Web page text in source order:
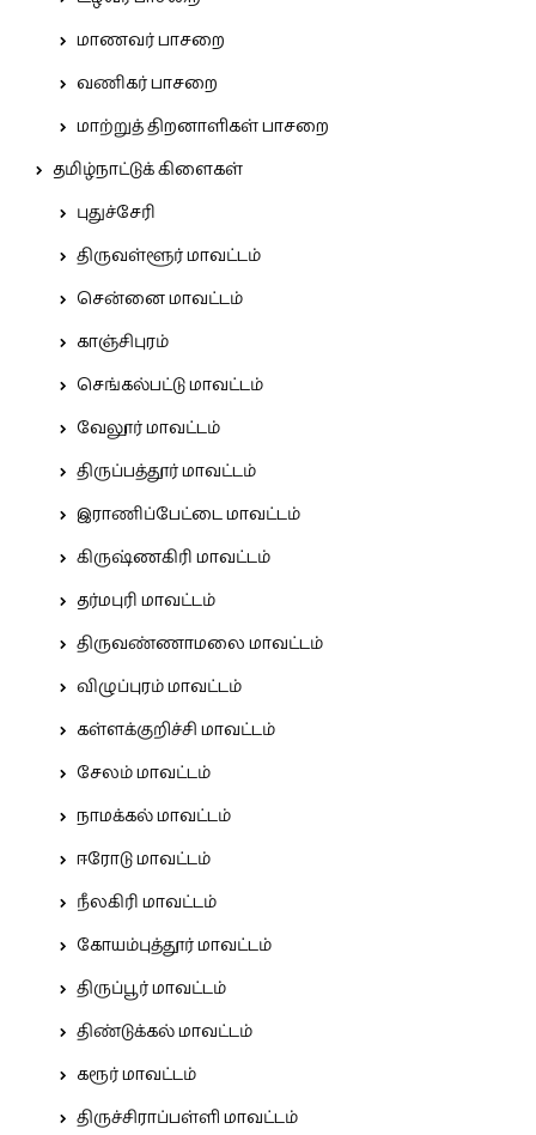
மாணவர் பாசறை
வணிகர் பாசறை
மாற்றுத் திறனாளிகள் பாசறை
தமிழ்நாட்டுக் கிளைகள்
புதுச்சேரி
திருவள்ளூர் மாவட்டம்
சென்னை மாவட்டம்
காஞ்சிபுரம்
செங்கல்பட்டு மாவட்டம்
வேலூர் மாவட்டம்
திருப்பத்தூர் மாவட்டம்
இராணிப்பேட்டை மாவட்டம்
கிருஷ்ணகிரி மாவட்டம்
தர்மபுரி மாவட்டம்
திருவண்ணாமலை மாவட்டம்
விழுப்புரம் மாவட்டம்
கள்ளக்குறிச்சி மாவட்டம்
சேலம் மாவட்டம்
நாமக்கல் மாவட்டம்
ஈரோடு மாவட்டம்
நீலகிரி மாவட்டம்
கோயம்புத்தூர் மாவட்டம்
திருப்பூர் மாவட்டம்
திண்டுக்கல் மாவட்டம்
கரூர் மாவட்டம்
திருச்சிராப்பள்ளி மாவட்டம்